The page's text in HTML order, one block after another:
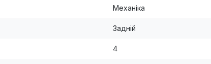
Механіка
Задній
4